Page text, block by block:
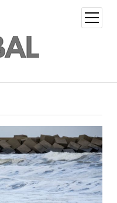
open
menu